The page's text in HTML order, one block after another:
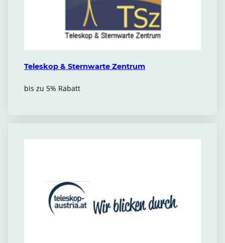
Teleskop & Sternwarte Zentrum
bis zu 5% Rabatt